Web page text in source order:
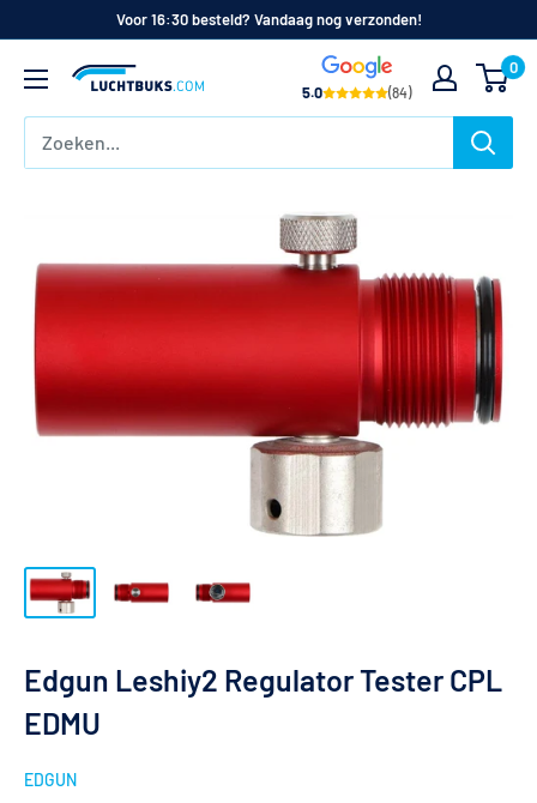
inhoud
Voor 16:30 besteld? Vandaag nog verzonden!
Luchtbuks.com
5.0 (84)
0
Edgun Leshiy2 Regulator Tester CPL
EDMU
EDGUN